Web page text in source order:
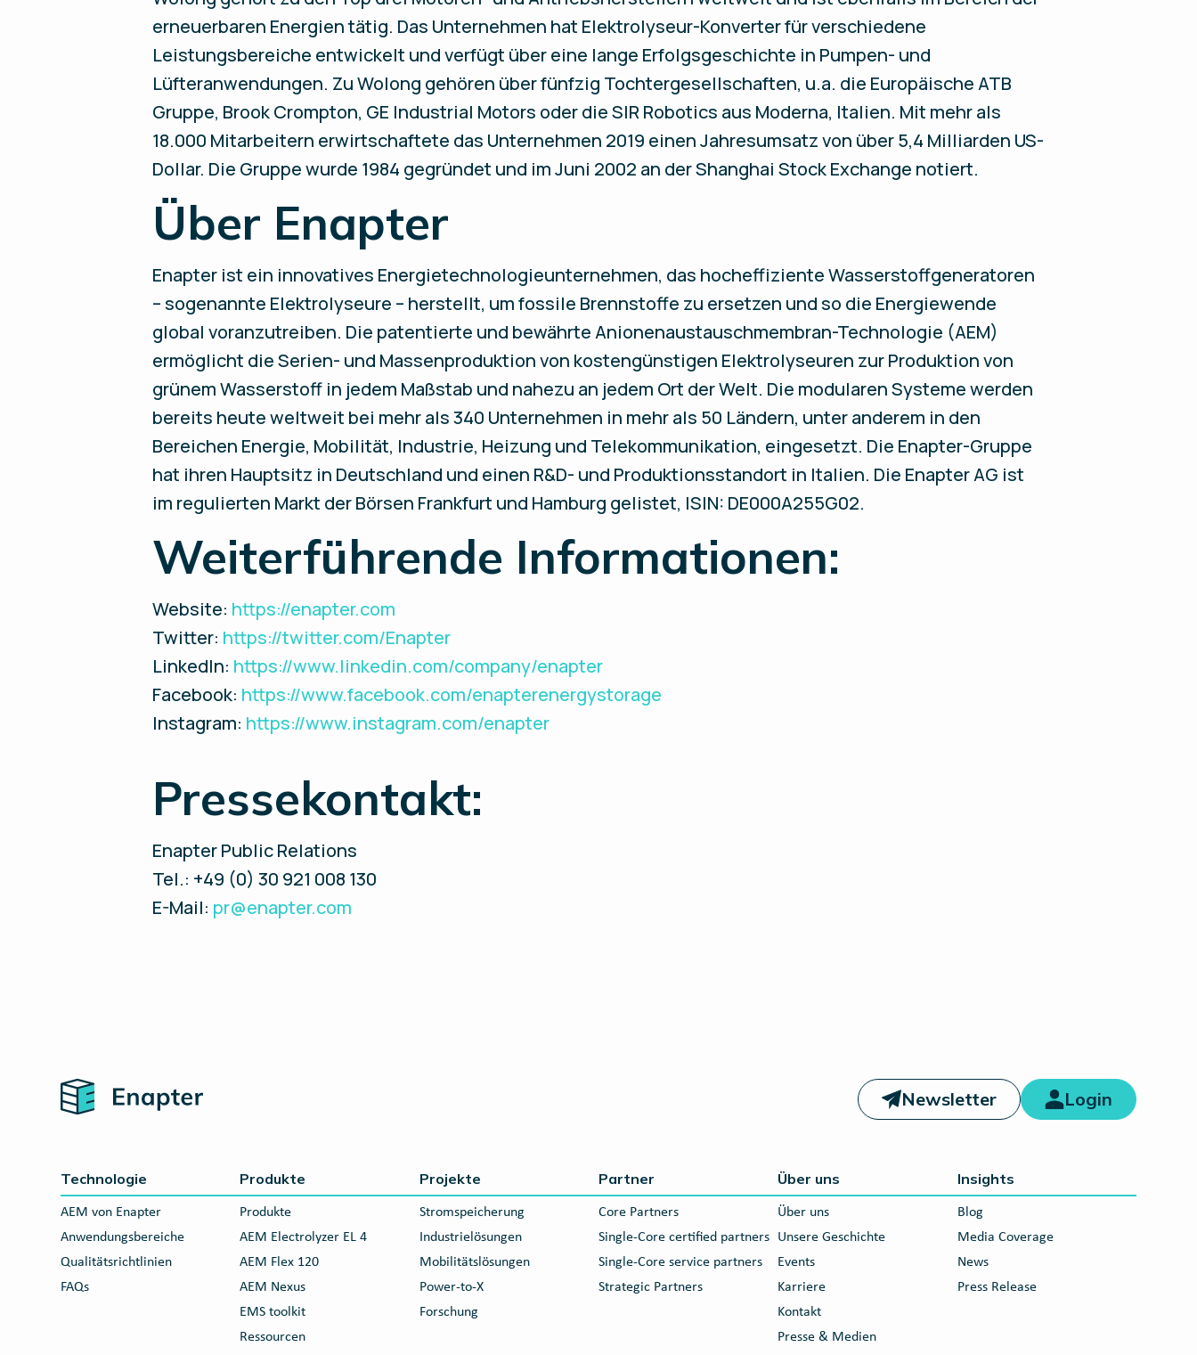
erneuerbaren Energien tätig. Das Unternehmen hat Elektrolyseur-Konverter für verschiedene
Leistungsbereiche entwickelt und verfügt über eine lange Erfolgsgeschichte in Pumpen- und
Lüfteranwendungen. Zu Wolong gehören über fünfzig Tochtergesellschaften, u.a. die Europäische ATB
Gruppe, Brook Crompton, GE Industrial Motors oder die SIR Robotics aus Moderna, Italien. Mit mehr als
18.000 Mitarbeitern erwirtschaftete das Unternehmen 2019 einen Jahresumsatz von über 5,4 Milliarden US-
Dollar. Die Gruppe wurde 1984 gegründet und im Juni 2002 an der Shanghai Stock Exchange notiert.
Über Enapter
Enapter ist ein innovatives Energietechnologieunternehmen, das hocheffiziente Wasserstoffgeneratoren
– sogenannte Elektrolyseure – herstellt, um fossile Brennstoffe zu ersetzen und so die Energiewende
global voranzutreiben. Die patentierte und bewährte Anionenaustauschmembran-Technologie (AEM)
ermöglicht die Serien- und Massenproduktion von kostengünstigen Elektrolyseuren zur Produktion von
grünem Wasserstoff in jedem Maßstab und nahezu an jedem Ort der Welt. Die modularen Systeme werden
bereits heute weltweit bei mehr als 340 Unternehmen in mehr als 50 Ländern, unter anderem in den
Bereichen Energie, Mobilität, Industrie, Heizung und Telekommunikation, eingesetzt. Die Enapter-Gruppe
hat ihren Hauptsitz in Deutschland und einen R&D- und Produktionsstandort in Italien. Die Enapter AG ist
im regulierten Markt der Börsen Frankfurt und Hamburg gelistet, ISIN: DE000A255G02.
Weiterführende Informationen:
Website: https://enapter.com
Twitter: https://twitter.com/Enapter
LinkedIn: https://www.linkedin.com/company/enapter
Facebook: https://www.facebook.com/enapterenergystorage
Instagram: https://www.instagram.com/enapter
Pressekontakt:
Enapter Public Relations
Tel.: +49 (0) 30 921 008 130
E-Mail: pr@enapter.com
Home
Newsletter Login
Technologie
AEM von Enapter
Anwendungsbereiche
Qualitätsrichtlinien
FAQs
Produkte
Produkte
AEM Electrolyzer EL 4
AEM Flex 120
AEM Nexus
EMS toolkit
Ressourcen
Projekte
Stromspeicherung
Industrielösungen
Mobilitätslösungen
Power-to-X
Forschung
Partner
Core Partners
Single-Core certified partners
Single-Core service partners
Strategic Partners
Über uns
Über uns
Unsere Geschichte
Events
Karriere
Kontakt
Presse & Medien
Insights
Blog
Media Coverage
News
Press Release